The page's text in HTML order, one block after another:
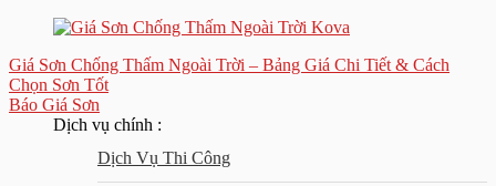
Giá Sơn Chống Thấm Ngoài Trời – Bảng Giá Chi Tiết & Cách
Chọn Sơn Tốt
Báo Giá Sơn
Dịch vụ chính :
Dịch Vụ Thi Công